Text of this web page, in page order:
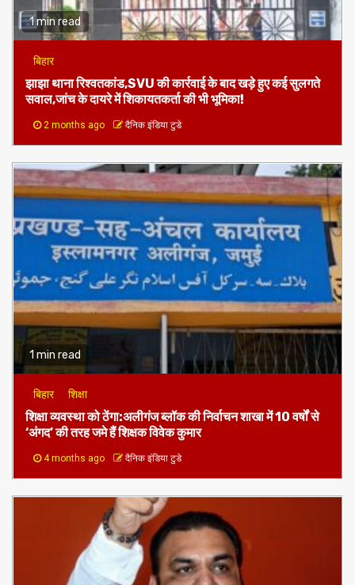
1 min read
बिहार
झाझा थाना रिश्वतकांड,SVU की कार्रवाई के बाद खड़े हुए कई सुलगते
सवाल,जांच के दायरे में शिकायतकर्ता की भी भूमिका!
2 months ago दैनिक इंडिया टुडे
1 min read
बिहार शिक्षा
शिक्षा व्यवस्था को ठेंगा:अलीगंज ब्लॉक की निर्वाचन शाखा में 10 वर्षों से
‘अंगद’ की तरह जमे हैं शिक्षक विवेक कुमार
4 months ago दैनिक इंडिया टुडे